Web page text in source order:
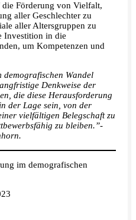
die Förderung von Vielfalt,
aller Geschlechter zu
aller Altersgruppen zu
Investition in die
um Kompetenzen und
Wandel
Denkweise der
die diese Herausforderung
der Lage sein, von der
vielfältigen Belegschaft zu
zu bleiben.”-
im demografischen